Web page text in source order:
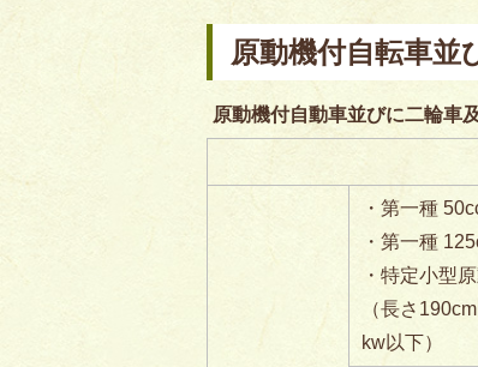
原動機付自転車並
原動機付自動車並びに二輪車
・第一種
・第一種
・特定小型
（長さ
kw以下）